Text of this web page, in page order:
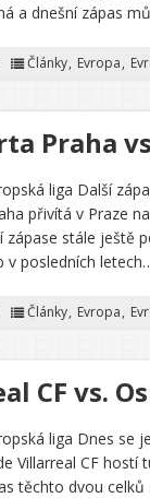
a dnešní zápas
Články Evropa
Praha
liga Další
přivítá v Praze
zápase stále ještě
v posledních
Články Evropa
CF vs.
liga Dnes se
Villarreal CF
těchto dvou